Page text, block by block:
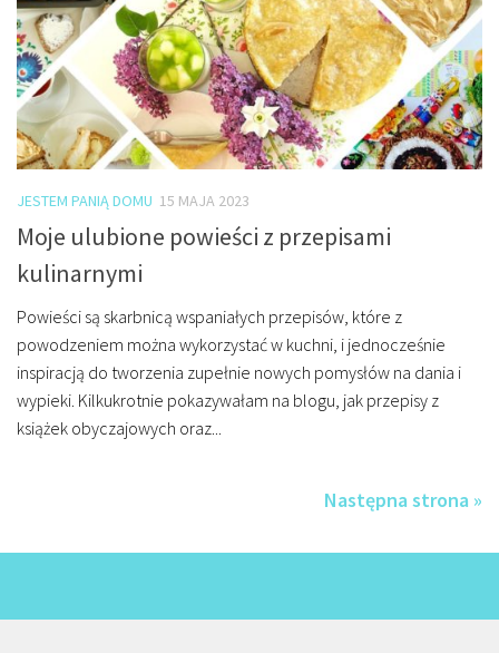
JESTEM PANIĄ DOMU 15 MAJA 2023
Moje ulubione powieści z przepisami
kulinarnymi
Powieści są skarbnicą wspaniałych przepisów, które z
powodzeniem można wykorzystać w kuchni, i jednocześnie
inspiracją do tworzenia zupełnie nowych pomysłów na dania i
wypieki. Kilkukrotnie pokazywałam na blogu, jak przepisy z
książek obyczajowych oraz...
Następna strona »